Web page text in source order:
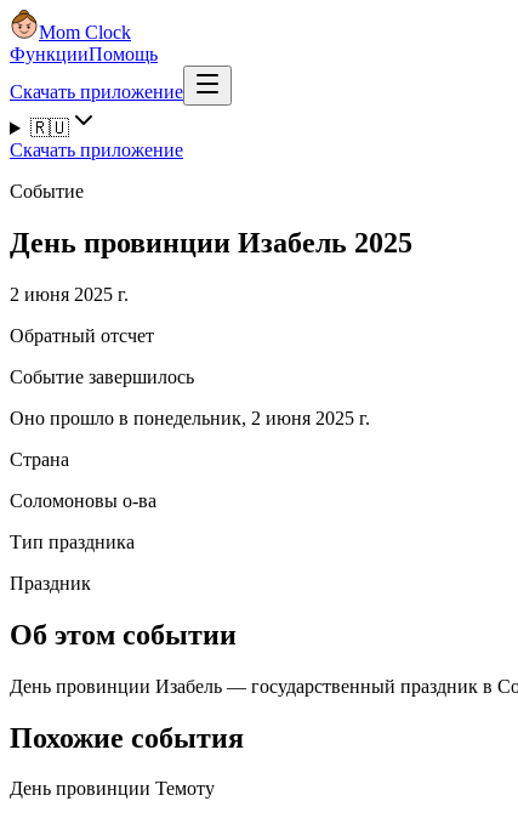
Mom Clock
ФункцииПомощь
Скачать приложение
🇷🇺
Скачать приложение
Событие
День провинции Изабель 2025
2 июня 2025 г.
Обратный отсчет
Событие завершилось
Оно прошло в понедельник, 2 июня 2025 г.
Страна
Соломоновы о-ва
Тип праздника
Праздник
Об этом событии
День провинции Изабель — государственный праздник в
Похожие события
День провинции Темоту